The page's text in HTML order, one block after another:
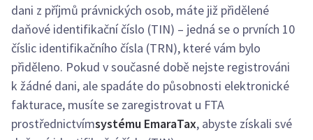
dani z příjmů právnických osob, máte již přidělené
daňové identifikační číslo (TIN) – jedná se o prvních 10
číslic identifikačního čísla (TRN), které vám bylo
přiděleno. Pokud v současné době nejste registrováni
k žádné dani, ale spadáte do působnosti elektronické
fakturace, musíte se zaregistrovat u FTA
prostřednictvímsystému EmaraTax, abyste získali své